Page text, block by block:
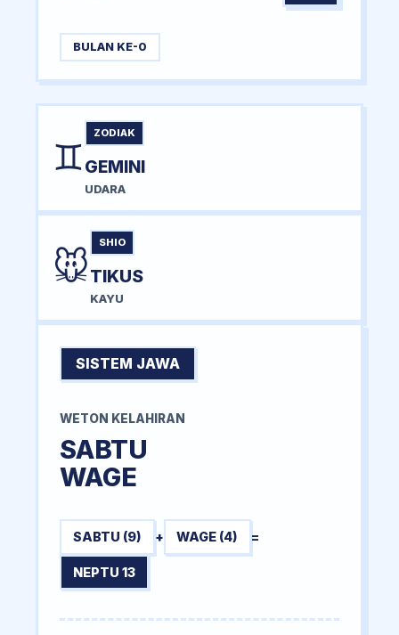
BULAN KE-0
♊
ZODIAK
GEMINI
UDARA
🐭
SHIO
TIKUS
KAYU
SISTEM JAWA
WETON KELAHIRAN
SABTU
WAGE
SABTU (9) + WAGE (4) =
NEPTU 13